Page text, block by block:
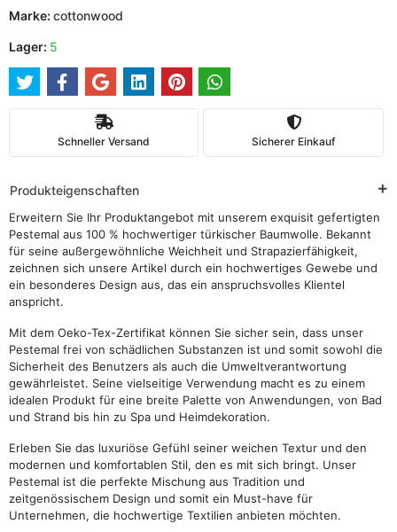
Marke: cottonwood
Lager: 5
Schneller Versand Sicherer Einkauf
Produkteigenschaften
Erweitern Sie Ihr Produktangebot mit unserem exquisit gefertigten
Pestemal aus 100 % hochwertiger türkischer Baumwolle. Bekannt
für seine außergewöhnliche Weichheit und Strapazierfähigkeit,
zeichnen sich unsere Artikel durch ein hochwertiges Gewebe und
ein besonderes Design aus, das ein anspruchsvolles Klientel
anspricht.
Mit dem Oeko-Tex-Zertifikat können Sie sicher sein, dass unser
Pestemal frei von schädlichen Substanzen ist und somit sowohl die
Sicherheit des Benutzers als auch die Umweltverantwortung
gewährleistet. Seine vielseitige Verwendung macht es zu einem
idealen Produkt für eine breite Palette von Anwendungen, von Bad
und Strand bis hin zu Spa und Heimdekoration.
Erleben Sie das luxuriöse Gefühl seiner weichen Textur und den
modernen und komfortablen Stil, den es mit sich bringt. Unser
Pestemal ist die perfekte Mischung aus Tradition und
zeitgenössischem Design und somit ein Must-have für
Unternehmen, die hochwertige Textilien anbieten möchten.